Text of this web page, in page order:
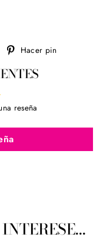
Tuitear Hacer pin
reseña